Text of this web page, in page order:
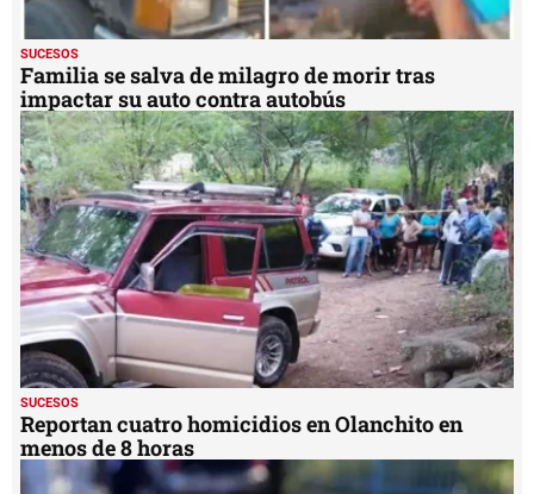
SUCESOS
Familia se salva de milagro de morir tras
impactar su auto contra autobús
SUCESOS
Reportan cuatro homicidios en Olanchito en
menos de 8 horas